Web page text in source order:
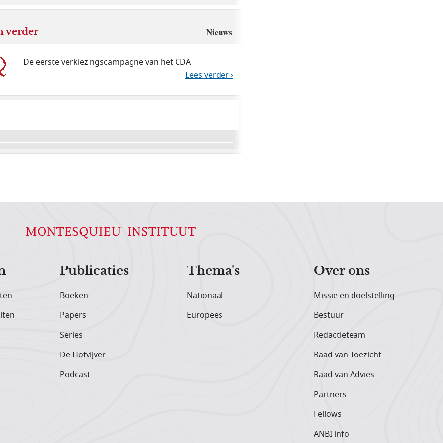
verder Nieuws
De eerste verkiezingscampagne van het CDA
Lees verder ›
Publicaties
Boeken
Papers
Series
De Hofvijver
Podcast
Thema's
Nationaal
Europees
Over ons
Missie en doelstelling
Bestuur
Redactieteam
Raad van Toezicht
Raad van Advies
Partners
Fellows
ANBI info